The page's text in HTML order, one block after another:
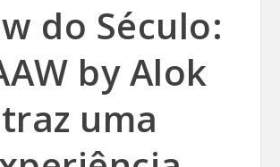
do Século:
by Alok
traz uma